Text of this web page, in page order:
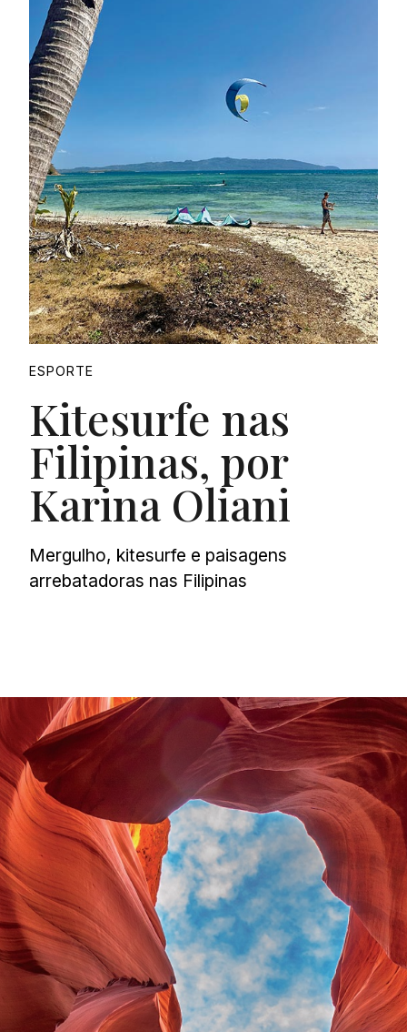
Proudly
ESPORTE
Kitesurfe nas
Filipinas, por
Karina Oliani
Mergulho, kitesurfe e paisagens
arrebatadoras nas Filipinas